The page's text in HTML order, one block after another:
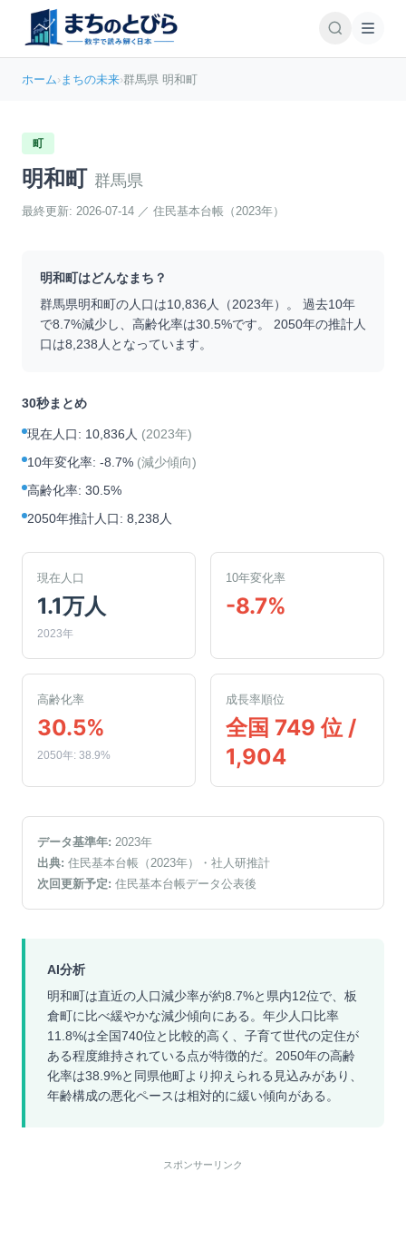
ホーム›まちの未来›群馬県 明和町
町
明和町 群馬県
最終更新: 2026-07-14 ／ 住民基本台帳（2023年）
明和町はどんなまち？
群馬県明和町の人口は10,836 人（2023年）。 過去10年
で8.7%減少し、高齢化率は30.5%です。 2050年の推計人
口は8,238 人となっています。
30秒まとめ
現在人口: 10,836人 (2023年)
10年変化率: -8.7% (減少傾向)
高齢化率: 30.5%
2050年推計人口: 8,238人
現在人口
1.1万人
2023年
10年変化率
-8.7%
高齢化率
30.5%
2050年: 38.9%
成長率順位
全国 749 位 /
1,904
データ基準年: 2023年
出典: 住民基本台帳（2023年）
・社人研推計
次回更新予定: 住民基本台帳データ公表後
AI分析
明和町は直近の人口減少率が約8.7%と県内12位で、板
倉町に比べ緩やかな減少傾向にある。年少人口比率
11.8%は全国740位と比較的高く、子育て世代の定住が
ある程度維持されている点が特徴的だ。2050年の高齢
化率は38.9%と同県他町より抑えられる見込みがあり、
年齢構成の悪化ペースは相対的に緩い傾向がある。
スポンサーリンク